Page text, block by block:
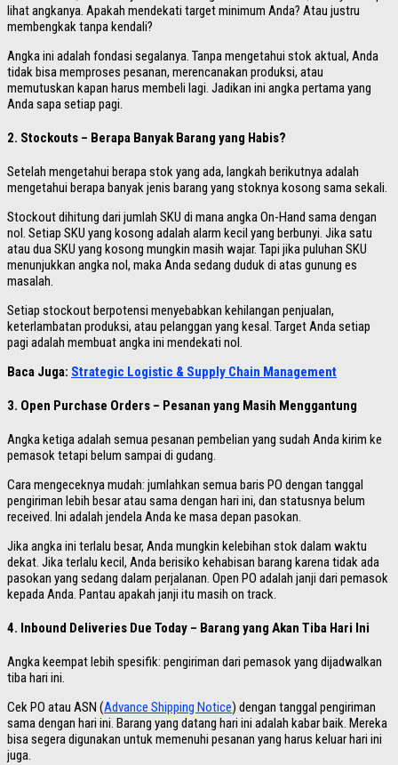
lihat angkanya. Apakah mendekati target minimum Anda? Atau justru
membengkak tanpa kendali?
Angka ini adalah fondasi segalanya. Tanpa mengetahui stok aktual, Anda
tidak bisa memproses pesanan, merencanakan produksi, atau
memutuskan kapan harus membeli lagi. Jadikan ini angka pertama yang
Anda sapa setiap pagi.
2. Stockouts – Berapa Banyak Barang yang Habis?
Setelah mengetahui berapa stok yang ada, langkah berikutnya adalah
mengetahui berapa banyak jenis barang yang stoknya kosong sama sekali.
Stockout dihitung dari jumlah SKU di mana angka On-Hand sama dengan
nol. Setiap SKU yang kosong adalah alarm kecil yang berbunyi. Jika satu
atau dua SKU yang kosong mungkin masih wajar. Tapi jika puluhan SKU
menunjukkan angka nol, maka Anda sedang duduk di atas gunung es
masalah.
Setiap stockout berpotensi menyebabkan kehilangan penjualan,
keterlambatan produksi, atau pelanggan yang kesal. Target Anda setiap
pagi adalah membuat angka ini mendekati nol.
Baca Juga: Strategic Logistic & Supply Chain Management
3. Open Purchase Orders – Pesanan yang Masih Menggantung
Angka ketiga adalah semua pesanan pembelian yang sudah Anda kirim ke
pemasok tetapi belum sampai di gudang.
Cara mengeceknya mudah: jumlahkan semua baris PO dengan tanggal
pengiriman lebih besar atau sama dengan hari ini, dan statusnya belum
received. Ini adalah jendela Anda ke masa depan pasokan.
Jika angka ini terlalu besar, Anda mungkin kelebihan stok dalam waktu
dekat. Jika terlalu kecil, Anda berisiko kehabisan barang karena tidak ada
pasokan yang sedang dalam perjalanan. Open PO adalah janji dari pemasok
kepada Anda. Pantau apakah janji itu masih on track.
4. Inbound Deliveries Due Today – Barang yang Akan Tiba Hari Ini
Angka keempat lebih spesifik: pengiriman dari pemasok yang dijadwalkan
tiba hari ini.
Cek PO atau ASN (Advance Shipping Notice) dengan tanggal pengiriman
sama dengan hari ini. Barang yang datang hari ini adalah kabar baik. Mereka
bisa segera digunakan untuk memenuhi pesanan yang harus keluar hari ini
juga.